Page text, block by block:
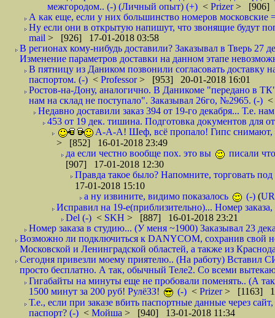
межгородом.. (-) (Личный опыт) (+) < Prizer> [906]
А как еще, если у них большинство номеров московские
Ну если они в открытую напишут, что звонящие будут
mail > [926] 17-01-2018 03:58
В регионах кому-нибудь доставили? Заказывал в Тверь 27
Изменение параметров доставки на данном этапе
В пятницу из Даником позвонили согласовать доставку
паспортом. (-) < Professor> [953] 20-01-2018 16:01
Ростов-на-Дону, аналогично. В Даникоме "передано в
нам на склад не поступало". Заказывал 26го, №2965. (-) <
Недавно доставили заказ 394 от 19-го декабря... Т.е.
453 от 19 дек. тишина. Подготовка документов для
А-А-А! Шеф, всё пропало! Гипс снимают,
> [852] 16-01-2018 23:49
да если честно вообще пох. это вы
писали
[907] 17-01-2018 12:30
Правда такое было? Напомните, торговать
17-01-2018 15:10
а ну извините, видимо показалось
(-) (
Исправил на 19-е(приблизительно)... Номер
Del (-) < SKH > [887] 16-01-2018 23:21
Номер заказа в студию... (У меня ~1900) Заказывал 23
Возможно ли подключиться к DANYCOM, сохранив свой
Московской и Ленинградской областей, а также из
Сегодня привезли моему приятелю.. (На работу) Вставил
просто бесплатно. А так, обычный Теле2. Со всеми
Гигабайты на минуты еще не пробовали поменять.. (А
1500 минут за 200 руб! РулёЗЗ!
(-) < Prizer> [1163]
Т.е., если при заказе вбить паспортные данные через
паспорт? (-) < Мойша > [940] 13-01-2018 11:34